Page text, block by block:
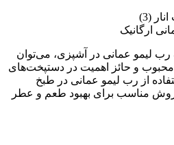
ارگانیک
رب لیمو عمانی در آشپزی، می‌توان
محبوب و حائز اهمیت در دستپخت‌های
از رب لیمو عمانی در طبخ
مناسب برای بهبود طعم و عطر